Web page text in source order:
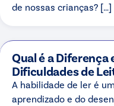
de nossas crianças? […]
Qual é a Diferença
Dificuldades de
A habilidade de ler é
aprendizado e do